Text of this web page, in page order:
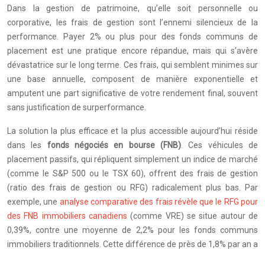
Dans la gestion de patrimoine, qu’elle soit personnelle ou
corporative, les frais de gestion sont l’ennemi silencieux de la
performance. Payer 2% ou plus pour des fonds communs de
placement est une pratique encore répandue, mais qui s’avère
dévastatrice sur le long terme. Ces frais, qui semblent minimes sur
une base annuelle, composent de manière exponentielle et
amputent une part significative de votre rendement final, souvent
sans justification de surperformance.
La solution la plus efficace et la plus accessible aujourd’hui réside
dans les fonds négociés en bourse (FNB) . Ces véhicules de
placement passifs, qui répliquent simplement un indice de marché
(comme le S&P 500 ou le TSX 60), offrent des frais de gestion
(ratio des frais de gestion ou RFG) radicalement plus bas. Par
exemple, une analyse comparative des frais révèle que le RFG pour
des FNB immobiliers canadiens (comme VRE) se situe autour de
0,39%, contre une moyenne de 2,2% pour les fonds communs
immobiliers traditionnels. Cette différence de près de 1,8% par an a